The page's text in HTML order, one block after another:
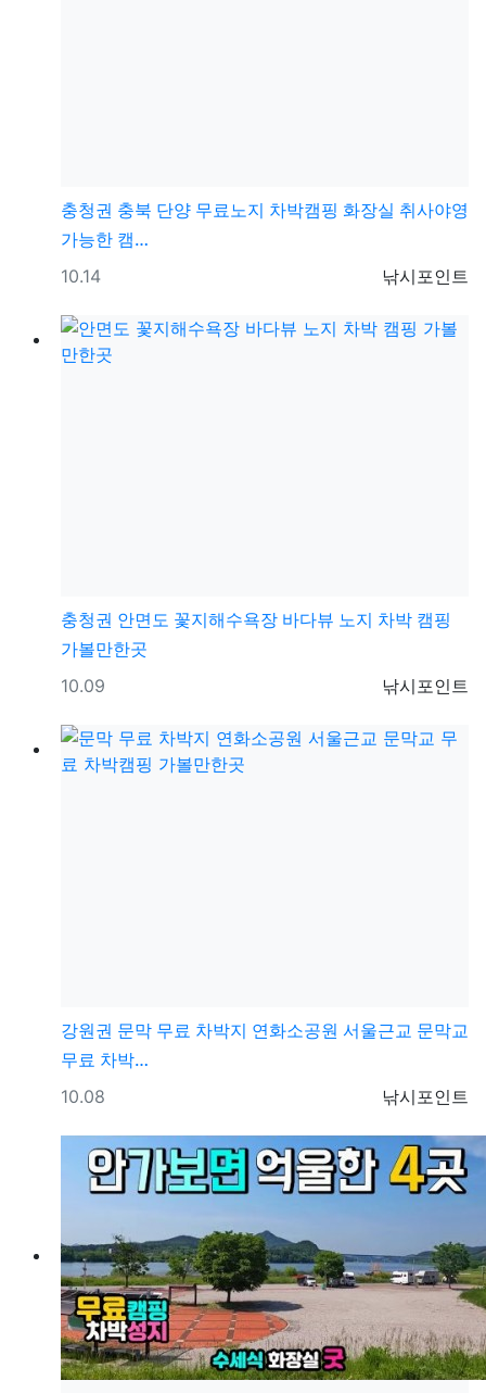
충청권 충북 단양 무료노지 차박캠핑 화장실 취사야영
가능한 캠…
등록자
낚시포인트
등록일
10.14
충청권 안면도 꽃지해수욕장 바다뷰 노지 차박 캠핑
가볼만한곳
등록자
낚시포인트
등록일
10.09
강원권 문막 무료 차박지 연화소공원 서울근교 문막교
무료 차박…
등록자
낚시포인트
등록일
10.08